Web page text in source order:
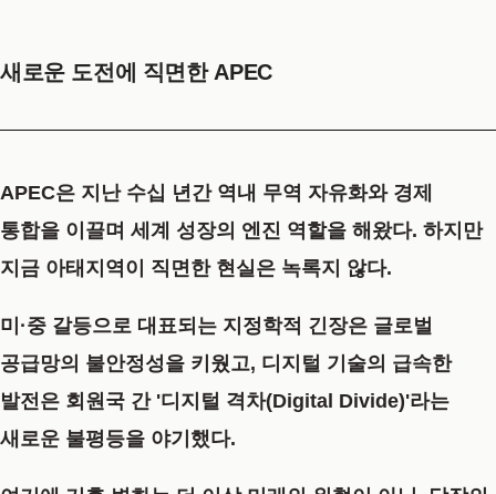
새로운 도전에 직면한 APEC
APEC은 지난 수십 년간 역내 무역 자유화와 경제
통합을 이끌며 세계 성장의 엔진 역할을 해왔다. 하지만
지금 아태지역이 직면한 현실은 녹록지 않다.
미·중 갈등으로 대표되는 지정학적 긴장은 글로벌
공급망의 불안정성을 키웠고, 디지털 기술의 급속한
발전은 회원국 간 '디지털 격차(Digital Divide)'라는
새로운 불평등을 야기했다.